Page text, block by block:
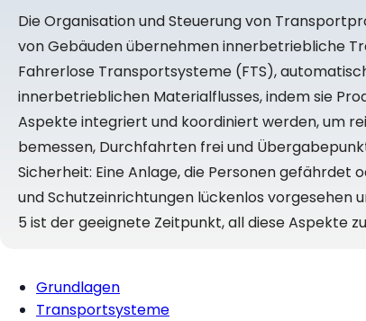
Die Organisation und Steuerung von
von Gebäuden übernehmen innerbetriebliche
Fahrerlose Transportsysteme (FTS),
innerbetrieblichen Materialflusses, indem sie
Aspekte integriert und koordiniert werden, um
bemessen, Durchfahrten frei und
Sicherheit: Eine Anlage, die Personen
und Schutzeinrichtungen lückenlos vorgesehen
5 ist der geeignete Zeitpunkt, all diese Aspekte
Grundlagen
Transportsysteme